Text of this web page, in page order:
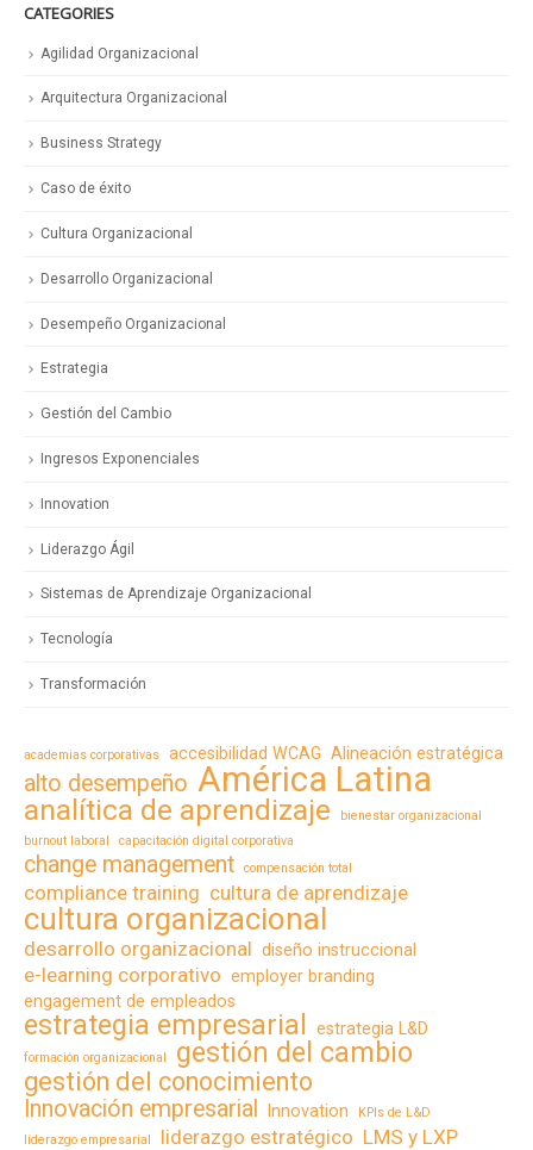
CATEGORIES
Agilidad Organizacional
Arquitectura Organizacional
Business Strategy
Caso de éxito
Cultura Organizacional
Desarrollo Organizacional
Desempeño Organizacional
Estrategia
Gestión del Cambio
Ingresos Exponenciales
Innovation
Liderazgo Ágil
Sistemas de Aprendizaje Organizacional
Tecnología
Transformación
academias corporativas accesibilidad WCAG Alineación estratégica
alto desempeño América Latina
analítica de aprendizaje
bienestar organizacional
burnout laboral
capacitación digital corporativa
change management compensación total
compliance training cultura de aprendizaje
cultura organizacional
desarrollo organizacional diseño instruccional
e-learning corporativo employer branding
engagement de empleados
estrategia empresarial estrategia L&D
formación organizacional gestión del cambio
gestión del conocimiento
Innovación empresarial Innovation
KPIs de L&D
liderazgo empresarial
liderazgo estratégico LMS y LXP